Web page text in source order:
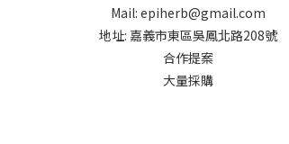
Mail: epiherb@gmail.com
地址: 嘉義市東區吳鳳北路208號
合作提案
大量採購